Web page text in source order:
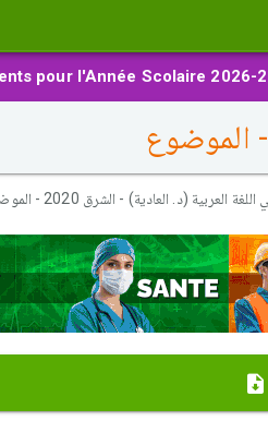
pour l'Année Scolaire 2026-
العربية (د. العادية) - الشرق 2020 - الموضوع